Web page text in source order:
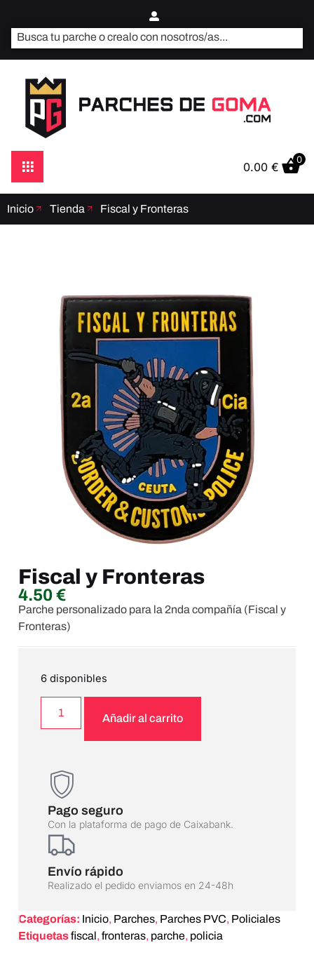
0.00 €
0
Inicio Tienda Fiscal y Fronteras
Fiscal y Fronteras
4.50€
Parche personalizado para la 2nda compañía (Fiscal y
Fronteras)
6 disponibles
Añadir al carrito
Pago seguro
Con la plataforma de pago de Caixabank.
Envío rápido
Realizado el pedido enviamos en 24-48h
Categorías: Inicio, Parches, Parches PVC, Policiales
Etiquetasfiscal, fronteras, parche, policia